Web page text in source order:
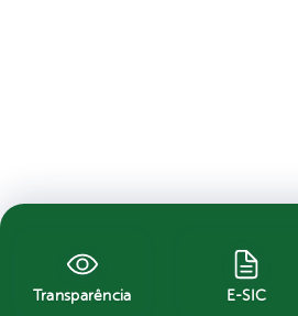
Transparência E-SIC